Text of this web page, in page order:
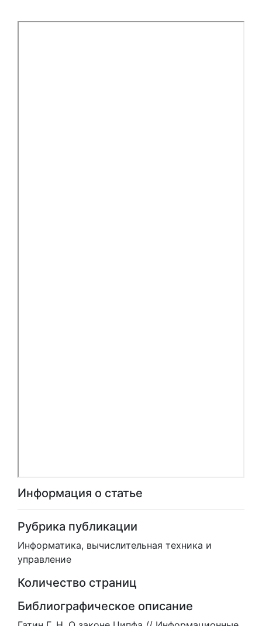
Информация о статье
Рубрика публикации
Информатика, вычислительная техника и
управление
Количество страниц
Библиографическое описание